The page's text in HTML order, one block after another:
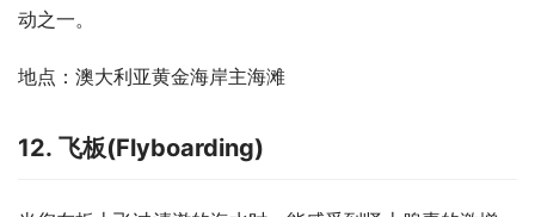
动之一。
地点：澳大利亚黄金海岸主海滩
12. 飞板(Flyboarding)